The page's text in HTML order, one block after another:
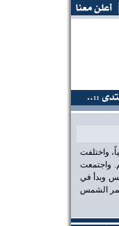
عين على الحقيقة،،
واختلفت
واجتمعت
وبدأ في
الشمس